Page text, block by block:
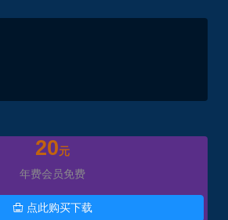
20元
年费会员免费
 点此购买下载